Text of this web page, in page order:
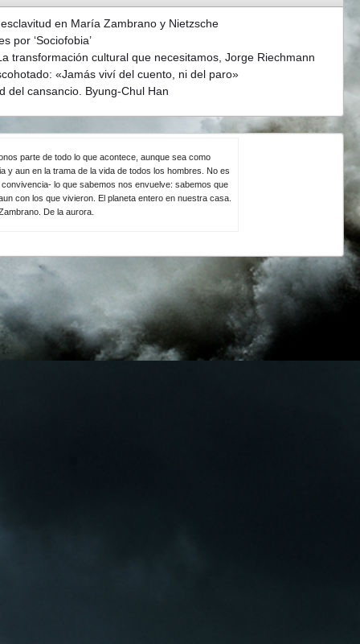
en María Zambrano y Nietzsche
por ‘Sociofobia’
transformación cultural que necesitamos, Jorge Riechmann
«Jamás viví del cuento, ni del paro»
del cansancio. Byung-Chul Han
parte de todo lo que acontece, aunque sea como
y aun en la trama de la vida de todos los hombres. No es
lo que sabemos nos envuelve: sabemos que
con los que vivieron. El planeta entero en nuestra casa.
De la aurora.